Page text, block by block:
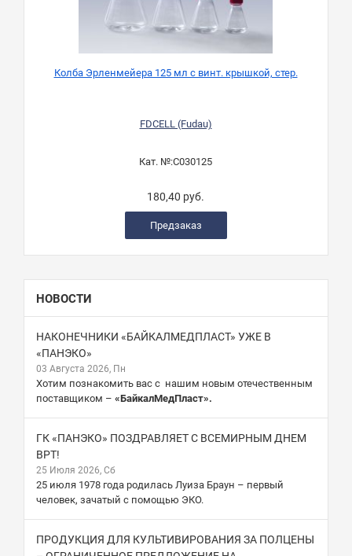
Колба Эрленмейера 125 мл с винт. крышкой, стер.
FDCELL (Fudau)
Кат. №:C030125
180,40 руб.
Предзаказ
НОВОСТИ
НАКОНЕЧНИКИ «БАЙКАЛМЕДПЛАСТ» УЖЕ В
«ПАНЭКО»
03 Августа 2026, Пн
Хотим познакомить вас с нашим новым отечественным
поставщиком – «БайкалМедПласт».
ГК «ПАНЭКО» ПОЗДРАВЛЯЕТ С ВСЕМИРНЫМ ДНЕМ
ВРТ!
25 Июля 2026, Сб
25 июля 1978 года родилась Луиза Браун – первый
человек, зачатый с помощью ЭКО.
ПРОДУКЦИЯ ДЛЯ КУЛЬТИВИРОВАНИЯ ЗА ПОЛЦЕНЫ